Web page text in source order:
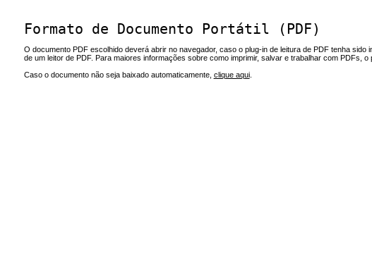
Formato de Documento Portátil (PDF)
O documento PDF escolhido deverá abrir no navegador, caso o plug-in de leitura de PDF tenha sido
de um leitor de PDF. Para maiores informações sobre como imprimir, salvar e trabalhar com PDFs,
Caso o documento não seja baixado automaticamente, clique aqui.